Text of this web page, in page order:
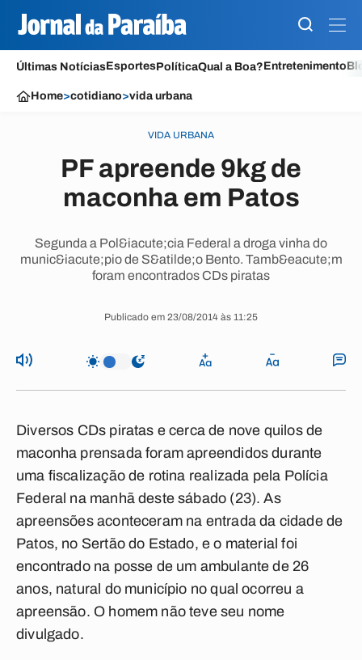
Últimas NotíciasEsportesPolíticaQual a Boa?Entretenimento
Home>cotidiano>vida urbana
VIDA URBANA
PF apreende 9kg de
maconha em Patos
Segunda a Pol&iacute;cia Federal a droga vinha do
munic&iacute;pio de S&atilde;o Bento. Tamb&eacute;m
foram encontrados CDs piratas
Publicado em 23/08/2014 às 11:25
Diversos CDs piratas e cerca de nove quilos de
maconha prensada foram apreendidos durante
uma fiscalização de rotina realizada pela Polícia
Federal na manhã deste sábado (23). As
apreensões aconteceram na entrada da cidade de
Patos, no Sertão do Estado, e o material foi
encontrado na posse de um ambulante de 26
anos, natural do município no qual ocorreu a
apreensão. O homem não teve seu nome
divulgado.